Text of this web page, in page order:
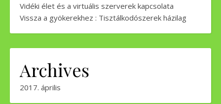
Vidéki élet és a virtuális szerverek kapcsolata
Vissza a gyökerekhez : Tisztálkodószerek házilag
Archives
2017. április